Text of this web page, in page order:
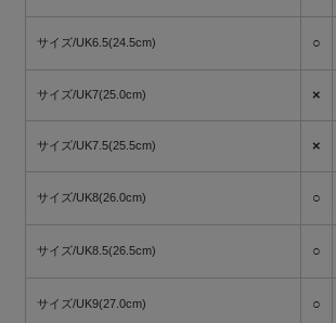
サイズ/UK6.5(24.5cm) ○
サイズ/UK7(25.0cm) ×
サイズ/UK7.5(25.5cm) ×
サイズ/UK8(26.0cm) ○
サイズ/UK8.5(26.5cm) ○
サイズ/UK9(27.0cm) ○